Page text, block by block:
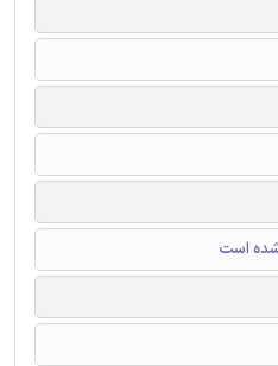
شده است